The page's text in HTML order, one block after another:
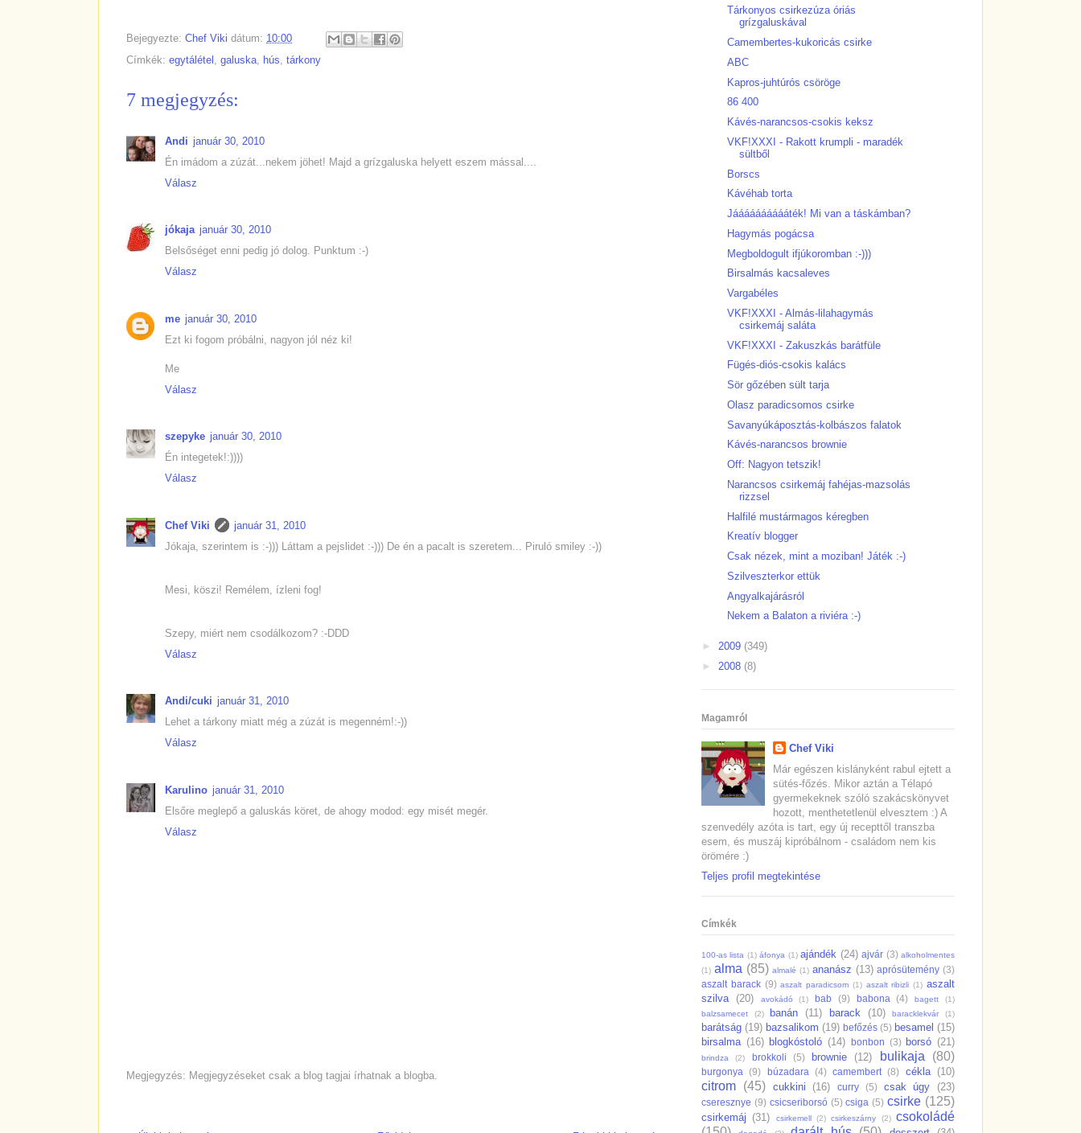
Bejegyezte: Chef Viki dátum: 10:00
Címkék: egytálétel , galuska, hús, tárkony
7 megjegyzés:
Andi január 30, 2010
Én imádom a zúzát...nekem jöhet! Majd a grízgaluska helyett eszem mással....
Válasz
jókaja január 30, 2010
Belsőséget enni pedig jó dolog. Punktum :-)
Válasz
me január 30, 2010
Ezt ki fogom próbálni, nagyon jól néz ki!
Me
Válasz
szepyke január 30, 2010
Én integetek!:))))
Válasz
Chef Viki
január 31, 2010
Jókaja, szerintem is :-))) Láttam a pejslidet :-))) De én a pacalt is szeretem... Piruló smiley :-))
Mesi, köszi! Remélem, ízleni fog!
Szepy, miért nem csodálkozom? :-DDD
Válasz
Andi/cuki január 31, 2010
Lehet a tárkony miatt még a zúzát is megenném!:-))
Válasz
Karulino január 31, 2010
Elsőre meglepő a galuskás köret, de ahogy modod: egy misét megér.
Válasz
Megjegyzés: Megjegyzéseket csak a blog tagjai írhatnak a blogba.
Tárkonyos csirkezúza óriás
grízgaluskával
Camembertes-kukoricás csirke
ABC
Kapros-juhtúrós csöröge
86 400
Kávés-narancsos-csokis keksz
VKF!XXXI - Rakott krumpli - maradék
sültből
Borscs
Kávéhab torta
Jááááááááááték! Mi van a táskámban?
Hagymás pogácsa
Megboldogult ifjúkoromban :-)))
Birsalmás kacsaleves
Vargabéles
VKF!XXXI - Almás-lilahagymás
csirkemáj saláta
VKF!XXXI - Zakuszkás barátfüle
Fügés-diós-csokis kalács
Sör gőzében sült tarja
Olasz paradicsomos csirke
Savanyúkáposztás-kolbászos falatok
Kávés-narancsos brownie
Off: Nagyon tetszik!
Narancsos csirkemáj fahéjas-mazsolás
rizzsel
Halfilé mustármagos kéregben
Kreatív blogger
Csak nézek, mint a moziban! Játék :-)
Szilveszterkor ettük
Angyalkajárásról
Nekem a Balaton a riviéra :-)
► 2009 (349)
► 2008 (8)
Magamról
Chef Viki
Már egészen kislányként rabul ejtett a
sütés-főzés. Mikor aztán a Télapó
gyermekeknek szóló szakácskönyvet
hozott, menthetetlenül elvesztem :) A
szenvedély azóta is tart, egy új recepttől transzba
esem, és muszáj kipróbálnom - családom nem kis
örömére :)
Teljes profil megtekintése
Címkék
100-as lista (1) áfonya (1) ajándék (24) ajvár (3) alkoholmentes
(1) alma (85) almalé (1) ananász (13) aprósütemény (3)
aszalt barack (9) aszalt paradicsom (1) aszalt ribizli (1) aszalt
szilva
(20) avokádó (1) bab (9) babona (4) bagett
(1)
balzsamecet
(2) banán (11) barack (10) baracklekvár (1)
barátság (19) bazsalikom (19) befőzés (5) besamel (15)
birsalma (16) blogkóstoló (14) bonbon (3) borsó (21)
brindza (2) brokkoli (5) brownie (12) bulikaja (80)
burgonya (9) búzadara (4) camembert (8) cékla (10)
citrom (45) cukkini (16) curry (5) csak úgy (23)
cseresznye (9) csicseriborsó (5) csiga (5) csirke (125)
csirkemáj (31) csirkemell (2) csirkeszárny (2) csokoládé